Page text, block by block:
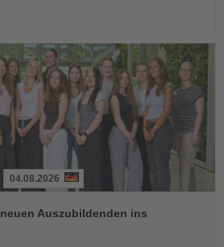
04.08.2026
Auszubildenden ins